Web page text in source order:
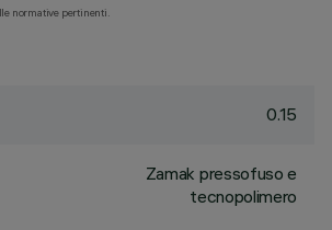
normative pertinenti.
0.15
Zamak pressofuso e
tecnopolimero